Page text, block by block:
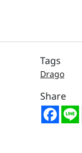
Tags
Drago
Share